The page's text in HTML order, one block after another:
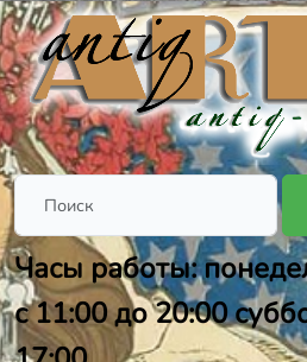
Часы работы:
с 11:00 до 20:00